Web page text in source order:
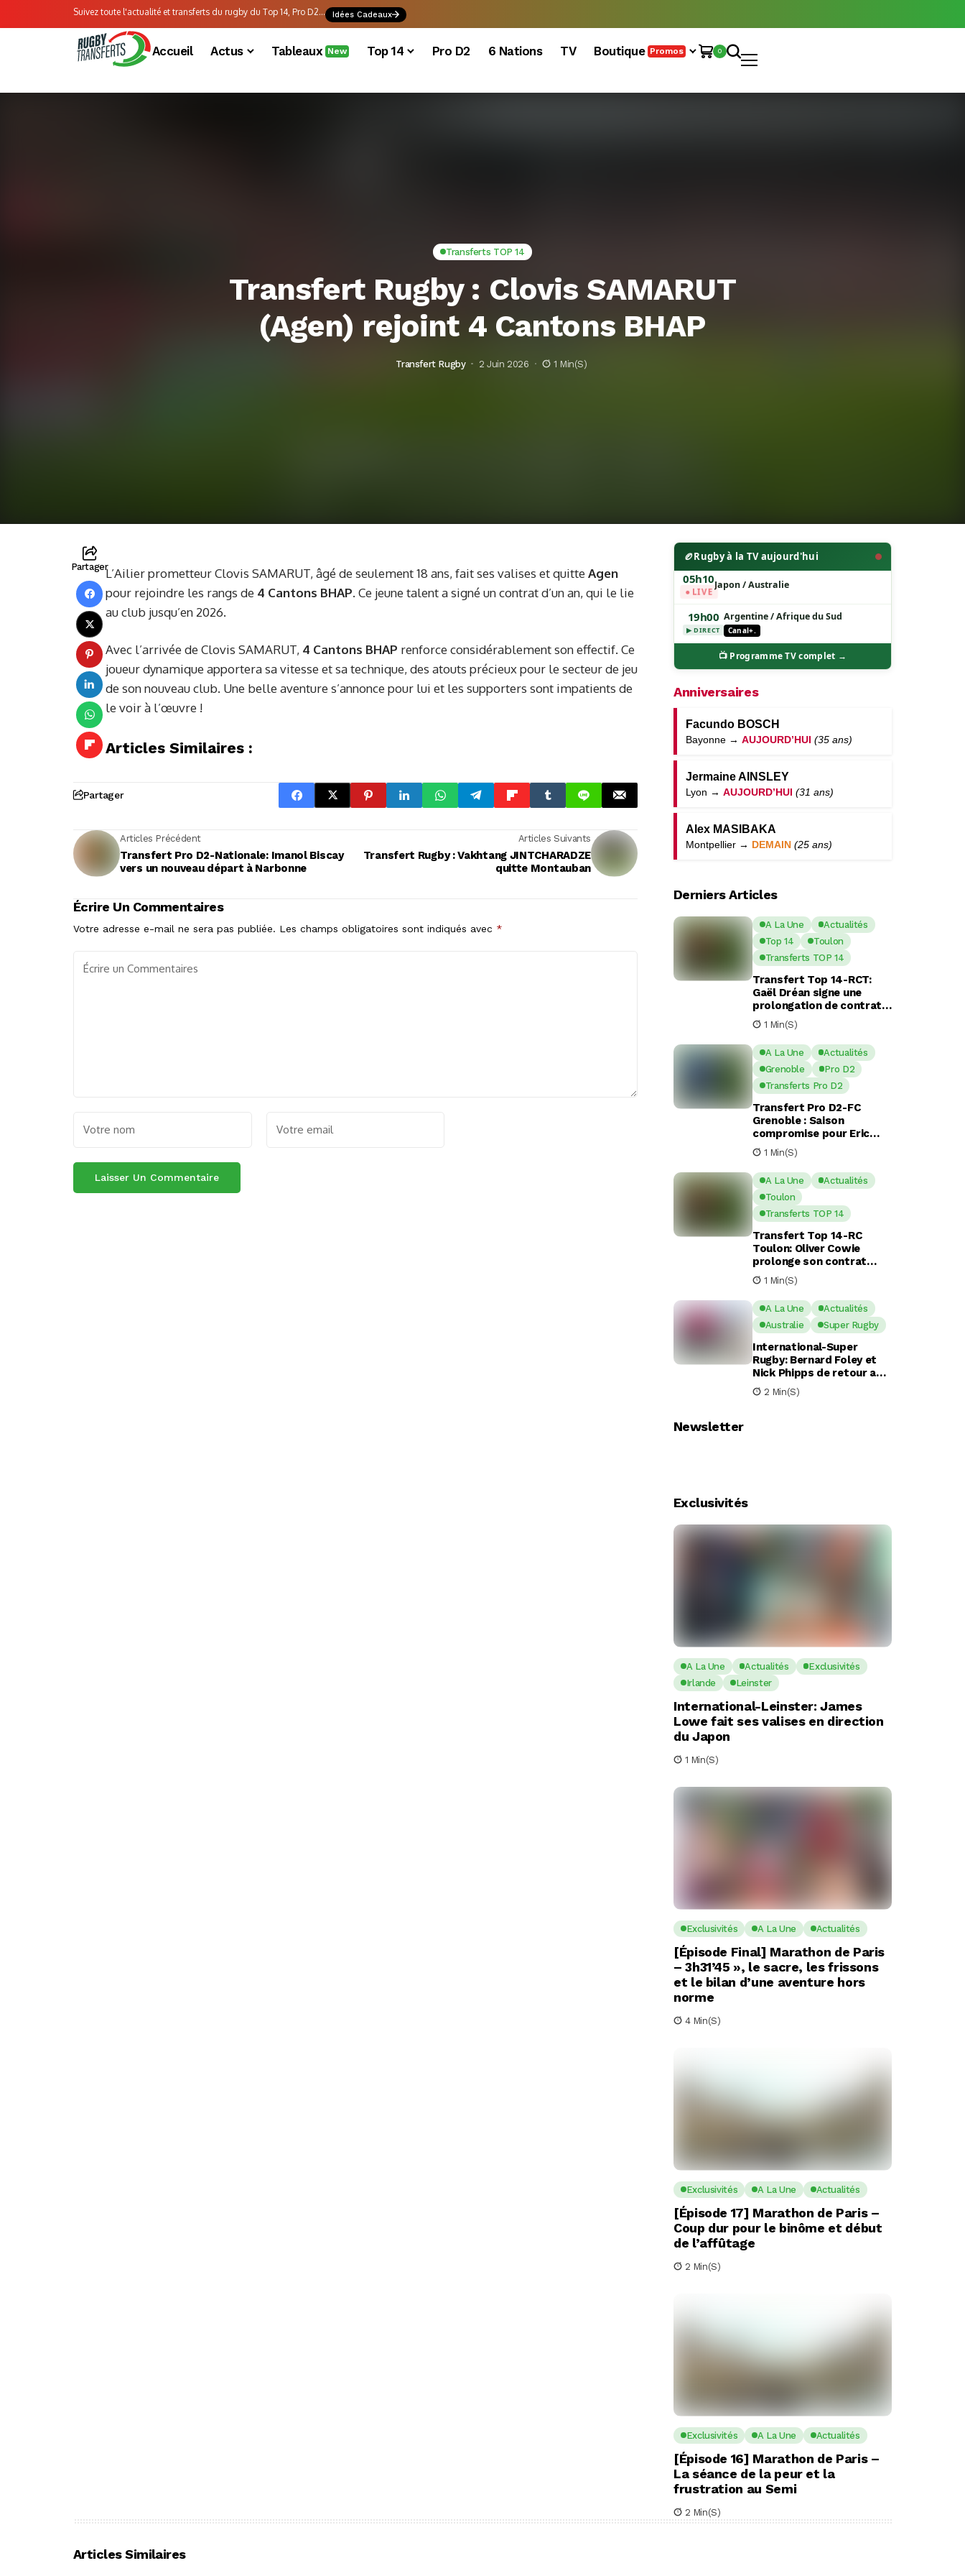
Suivez toute l'actualité et transferts du rugby du Top 14, Pro D2... Idées Cadeaux
Accueil Actus Tableaux New Top 14 Pro D2 6 Nations TV Boutique Promos 0
Transferts TOP 14
Transfert Rugby : Clovis SAMARUT
(Agen) rejoint 4 Cantons BHAP
Transfert Rugby 2 Juin 2026 1 Min(s)
PartagerL’Ailier prometteur Clovis SAMARUT, âgé de seulement 18 ans, fait ses valises et quitte Agen
pour rejoindre les rangs de 4 Cantons BHAP. Ce jeune talent a signé un contrat d’un an, qui le lie
au club jusqu’en 2026.
Avec l’arrivée de Clovis SAMARUT, 4 Cantons BHAP renforce considérablement son effectif. Ce
joueur dynamique apportera sa vitesse et sa technique, des atouts précieux pour le secteur de jeu
de son nouveau club. Une belle aventure s’annonce pour lui et les supporters sont impatients de
le voir à l’œuvre !
Articles Similaires :
Partager
Articles Précédent
Transfert Pro D2-Nationale: Imanol Biscay
vers un nouveau départ à Narbonne
Articles Suivants
Transfert Rugby : Vakhtang JINTCHARADZE
quitte Montauban
Écrire Un Commentaires
Votre adresse e-mail ne sera pas publiée. Les champs obligatoires sont indiqués avec *
🏉Rugby à la TV aujourd'hui
05h10
● LIVE
Japon / Australie
19h00
▶ DIRECT
Argentine / Afrique du Sud
Canal+.
📺 Programme TV complet →
Anniversaires
Facundo BOSCH
Bayonne → AUJOURD’HUI (35 ans)
Jermaine AINSLEY
Lyon → AUJOURD’HUI (31 ans)
Alex MASIBAKA
Montpellier → DEMAIN (25 ans)
Derniers Articles
A La Une
Actualités
Top 14
Toulon
Transferts TOP 14
Transfert Top 14-RCT:
Gaël Dréan signe une
prolongation de contrat
avec Toulon jusqu’en 2029
1 Min(s)
A La Une
Actualités
Grenoble
Pro D2
Transferts Pro D2
Transfert Pro D2-FC
Grenoble : Saison
compromise pour Eric
Escande apres une
commotion cérébrale
1 Min(s)
A La Une
Actualités
Toulon
Transferts TOP 14
Transfert Top 14-RC
Toulon: Oliver Cowie
prolonge son contrat
avec le RCT jusqu’en 2029
1 Min(s)
A La Une
Actualités
Australie
Super Rugby
International-Super
Rugby: Bernard Foley et
Nick Phipps de retour aux
Waratahs
2 Min(s)
Newsletter
Exclusivités
A La Une Actualités
Exclusivités
Irlande
Leinster
International-Leinster: James
Lowe fait ses valises en direction
du Japon
1 Min(s)
Exclusivités A La Une Actualités
[Épisode Final] Marathon de Paris
– 3h31’45 », le sacre, les frissons
et le bilan d’une aventure hors
norme
4 Min(s)
Exclusivités A La Une Actualités
[Épisode 17] Marathon de Paris –
Coup dur pour le binôme et début
de l’affûtage
2 Min(s)
Exclusivités A La Une Actualités
[Épisode 16] Marathon de Paris –
La séance de la peur et la
frustration au Semi
2 Min(s)
Articles Similaires